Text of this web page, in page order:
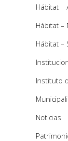
Hábitat –
Hábitat –
Hábitat –
Instituto
Noticias